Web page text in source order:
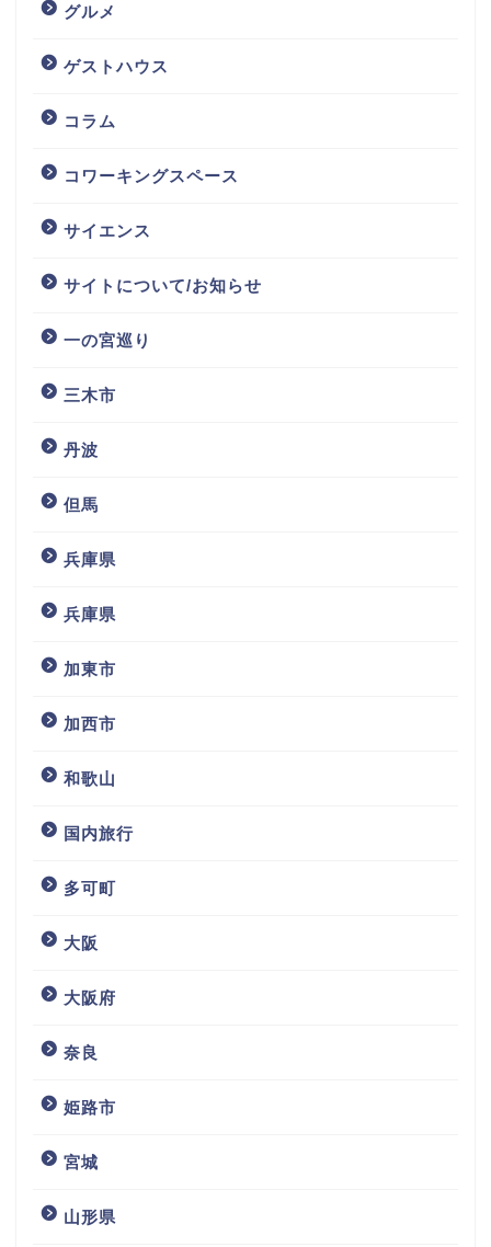
グルメ
ゲストハウス
コラム
コワーキングスペース
サイエンス
サイトについて/お知らせ
一の宮巡り
三木市
丹波
但馬
兵庫県
兵庫県
加東市
加西市
和歌山
国内旅行
多可町
大阪
大阪府
奈良
姫路市
宮城
山形県